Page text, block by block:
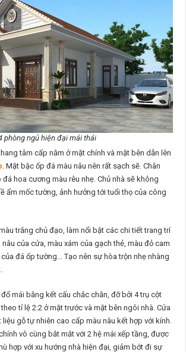
phòng ngủ hiện đại mái thái
tâm cấp nằm ở mặt chính và mặt bên dẫn lên
. Mặt bậc ốp đá màu nâu nên rất sạch sẽ. Chân
hoa cương màu rêu nhẹ. Chủ nhà sẽ không
ẩm mốc tường, ảnh hưởng tới tuổi thọ của công
trắng chủ đạo, làm nổi bật các chi tiết trang trí
của cửa, màu xám của gạch thẻ, màu đỏ cam
đá ốp tường… Tạo nên sự hòa trộn nhẹ nhàng
mái bằng kết cấu chắc chắn, đỡ bởi 4 trụ cột
tỉ lệ 2:2 ở mặt trước và mặt bên ngôi nhà. Cửa
gỗ tự nhiên cao cấp màu nâu kết hợp với kính.
vô cùng bắt mắt với 2 hệ mái xếp tầng, được
hợp với xu hướng nhà hiện đại, giảm bớt đi sự